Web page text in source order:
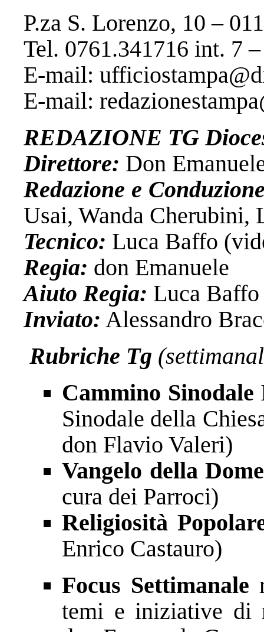
P.za S. Lorenzo, 10 –
Tel. 0761.341716 int. 7
E-mail:
E-mail:
REDAZIONE TG
Direttore: Don
Redazione e
Usai, Wanda Cherubini,
Tecnico: Luca Baffo
Regia: don Emanuele
Aiuto Regia: Luca
Inviato: Alessandro
Rubriche Tg
Cammino Sinodale
Sinodale della
don Flavio Valeri)
Vangelo della
cura dei Parroci)
Religiosità
Enrico Castauro)
Focus Settimanale
temi e iniziative di